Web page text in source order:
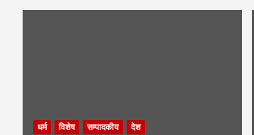
धर्म विशेष सम्पादकीय देश